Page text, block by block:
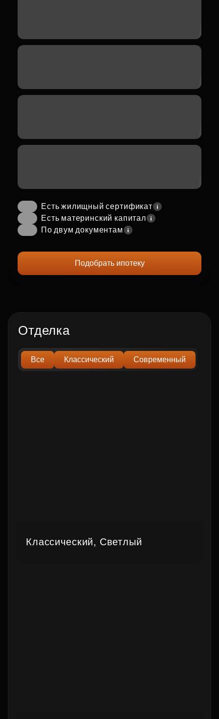
Есть жилищный сертификат
Есть материнский капитал
По двум документам
Подобрать ипотеку
Отделка
Все Классический Современный
Классический, Светлый